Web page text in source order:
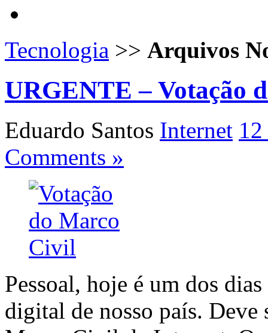
Tecnologia >> Arquivos
URGENTE – Votação
Eduardo Santos Internet
Comments »
Pessoal, hoje é um dos
digital de nosso país. Deve